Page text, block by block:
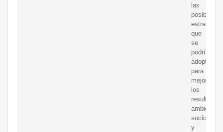
las
posibles
estrategias
que
se
podrían
adoptar
para
mejorar
los
resultados
y